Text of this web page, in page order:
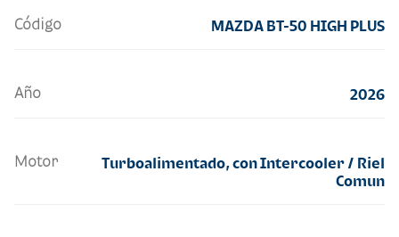
Código MAZDA BT-50 HIGH PLUS
Año 2026
Motor
Turboalimentado, con Intercooler / Riel
Comun